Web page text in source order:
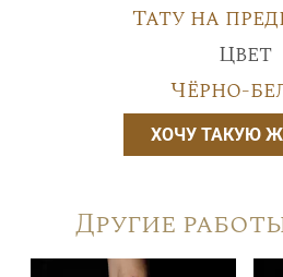
Тату на
Цвет
Чёрно-
ХОЧУ ТАКУЮ
Другие